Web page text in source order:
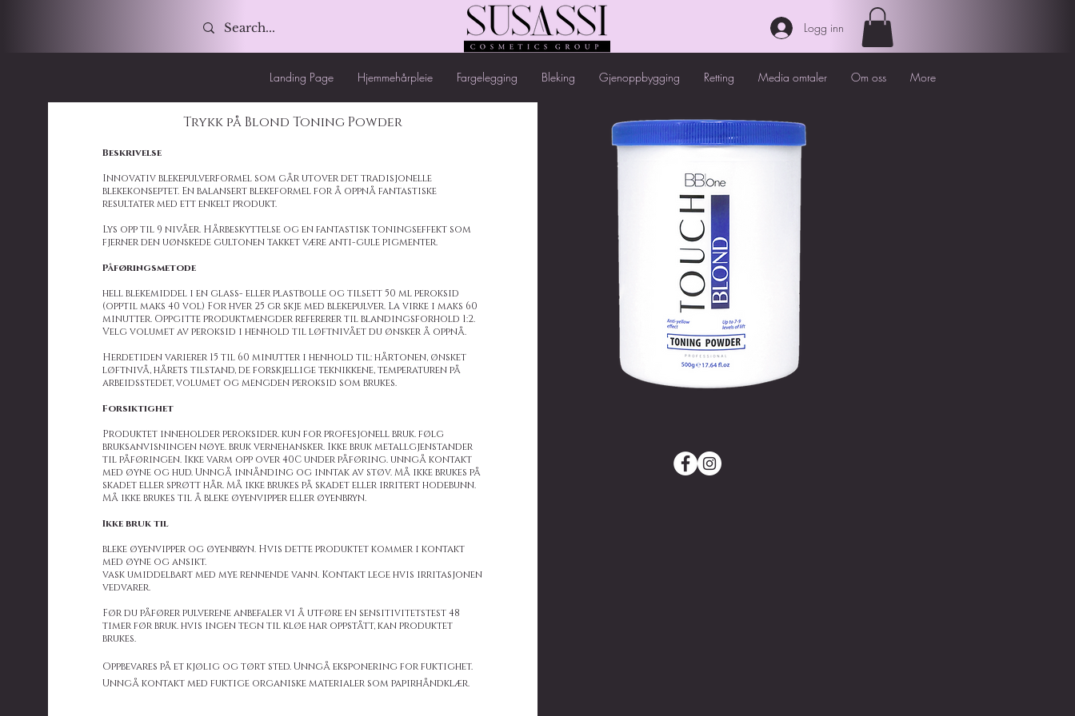
Logg inn
Landing Page Hjemmehårpleie Fargelegging Bleking Gjenoppbygging Retting Media omtaler Om oss More
Trykk på Blond Toning Powder
Beskrivelse
Innovativ blekepulverformel som går utover det tradisjonelle
blekekonseptet. En balansert blekeformel for å oppnå fantastiske
resultater med ett enkelt produkt.
Lys opp til 9 nivåer. Hårbeskyttelse og en fantastisk toningseffekt som
fjerner den uønskede gultonen takket være anti-gule pigmenter.
Påføringsmetode
hell blekemiddel i en glass- eller plastbolle og tilsett 50 ml peroksid
(opptil maks 40 vol) For hver 25 gr skje med blekepulver. La virke i maks 60
minutter. Oppgitte produktmengder refererer til blandingsforhold 1:2.
Velg volumet av peroksid i henhold til løftnivået du ønsker å oppnå.
Herdetiden varierer 15 til 60 minutter i henhold til: hårtonen, ønsket
løftnivå, hårets tilstand, de forskjellige teknikkene, temperaturen på
arbeidsstedet, volumet og mengden peroksid som brukes.
Forsiktighet
Produktet inneholder peroksider. kun for profesjonell bruk. følg
bruksanvisningen nøye. bruk vernehansker. Ikke bruk metallgjenstander
til påføringen. Ikke varm opp over 40C under påføring. unngå kontakt
med øyne og hud. Unngå innånding og inntak av støv. Må ikke brukes på
skadet eller sprøtt hår. Må ikke brukes på skadet eller irritert hodebunn.
Må ikke brukes til å bleke øyenvipper eller øyenbryn.
Ikke bruk til
bleke øyenvipper og øyenbryn. Hvis dette produktet kommer i kontakt
med øyne og ansikt.
vask umiddelbart med mye rennende vann. Kontakt lege hvis irritasjonen
vedvarer.
Før du påfører pulverene anbefaler vi å utføre en sensitivitetstest 48
timer før bruk. hvis ingen tegn til kløe har oppstått, kan produktet
brukes.
Oppbevares på et kjølig og tørt sted. Unngå eksponering for fuktighet.
Unngå kontakt med fuktige organiske materialer som papirhåndklær.